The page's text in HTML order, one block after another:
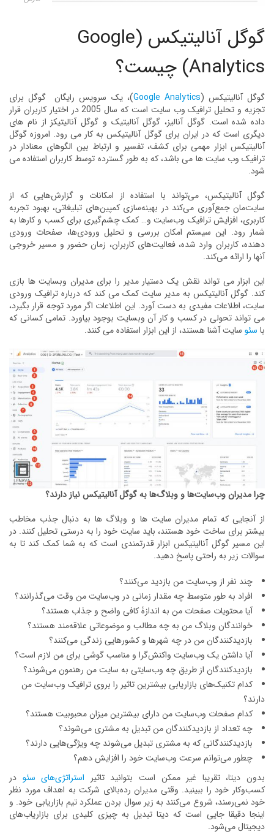
گوگل آنالیتیکس (Google
Analytics) چیست؟
گوگل آنالیتیکس (Google Analytics)، یک سرویس رایگان گوگل برای
تجزیه و تحلیل ترافیک وب سایت است که سال 2005 در اختیار کاربران قرار
داده شده است. گوگل آنالیز، گوگل آنالیتیک و گوگل آنالیتیکز از نام های
دیگری است که در ایران برای گوگل آنالیتیکس به کار می رود. امروزه گوگل
آنالیتیکس ابزار مهمی برای کشف، تفسیر و ارتباط بین الگوهای معنادار در
ترافیک وب سایت ها می باشد، که به طور گسترده توسط کاربران استفاده می
شود.
گوگل آنالیتیکس، می‌تواند با استفاده از امکانات و گزارش‌هایی که از
سایت‌مان جمع‌آوری می‌کند در بهینه‌سازی کمپین‌های تبلیغاتی، بهبود تجربه‌
کاربری، افزایش ترافیک وب‌سایت و… کمک چشم‌گیری برای کسب و کارها به
شمار رود. این سیستم امکان بررسی و تحلیل ورودی‌ها، صفحات ورودی
دهنده، کاربران وارد شده، فعالیت‌های کاربران، زمان حضور و مسیر خروجی
آنها را ارائه می‌کند.
این ابزار می تواند نقش یک دستیار مدیر را برای مدیران وبسایت ها بازی
کند. گوگل آنالیتیکس به مدیر سایت کمک می کند که درباره ترافیک ورودی
سایت، اطلاعات مفیدی به دست آورد. این اطلاعات اگر مورد توجه قرار بگیرد،
می تواند تحولی در کسب و کار آن وبسایت بوجود بیاورد. تمامی کسانی که
با سئو سایت آشنا هستند، از این ابزار استفاده می کنند.
چرا مدیران وب‌سایت‌ها و وبلاگ‌ها به گوگل آنالیتیکس نیاز دارند؟
از آنجایی که تمام مدیران سایت ها و وبلاگ ها به دنبال جذب مخاطب
بیشتر برای ساخت خود هستند، باید سایت خود را به درستی تحلیل کنند. در
این مسیر گوگل آنالیتیکس ابزار قدرتمندی است که به شما کمک کند تا به
سوالات زیر به راحتی پاسخ دهید.
چند نفر از وب‌سایت من بازدید می‌کنند؟
افراد به طور متوسط چه مقدار زمانی در وب‌سایت من وقت می‌گذرانند؟
آیا محتویات صفحات من به اندازۀ کافی واضح و جذاب هستند؟
خوانندگان وبلاگ من به چه مطالب و موضوعاتی علاقه‌مند هستند؟
بازدیدکنندگان من در چه شهرها و کشورهایی زندگی می‌کنند؟
آیا داشتن یک وب‌سایت واکنش‌گرا و مناسب گوشی برای من لازم است؟
بازدیدکنندگان از طریق چه وب‌سایتی به ‌سایت من رهنمون می‌شوند؟
کدام تکنیک‌های بازاریابی بیشترین تاثیر را بروی ترافیک وب‌سایت من
دارند؟
کدام صفحات وب‌سایت من دارای بیشترین میزان محبوبیت هستند؟
چه تعداد از بازدیدکنندگان من تبدیل به مشتری می‌شوند؟
بازدیدکنندگانی که به مشتری تبدیل می‌شوند چه ویژگی‌هایی دارند؟
چطور می‌توانم سرعت وب‌سایت خود را افزایش دهم؟
بدون دیتا، تقریبا غیر ممکن است بتوانید تاثیر استراتژی‌های سئو در
کسب‌وکار خود را ببینید. وقتی مدیران رده‌بالای شرکت به اهداف مورد نظر
خود نمی‌رسند، شروع می‌کنند به زیر سوال بردن عملکرد تیم بازاریابی خود. و
اینجا دقیقا جایی است که دیتا تبدیل به چیزی کلیدی برای بازاریاب‌های
دیجیتال می‌شود.